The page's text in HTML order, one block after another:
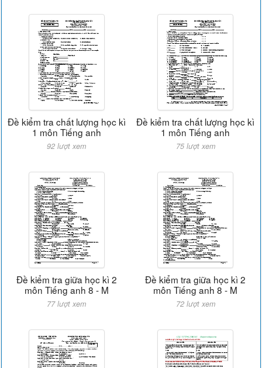
Đề kiểm tra chất lượng học kì
1 môn Tiếng anh
92 lượt xem
Đề kiểm tra chất lượng học kì
1 môn Tiếng anh
75 lượt xem
Đề kiểm tra giữa học kì 2
môn Tiếng anh 8 - M
77 lượt xem
Đề kiểm tra giữa học kì 2
môn Tiếng anh 8 - M
72 lượt xem